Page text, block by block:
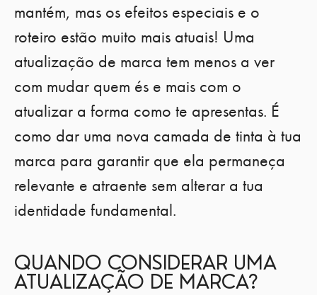
mantém, mas os efeitos especiais e o
roteiro estão muito mais atuais! Uma
atualização de marca tem menos a ver
com mudar quem és e mais com o
atualizar a forma como te apresentas. É
como dar uma nova camada de tinta à tua
marca para garantir que ela permaneça
relevante e atraente sem alterar a tua
identidade fundamental.
QUANDO CONSIDERAR UMA
ATUALIZAÇÃO DE MARCA?